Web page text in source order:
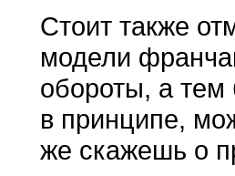
Стоит также
модели
обороты, а тем
в принципе,
же скажешь о